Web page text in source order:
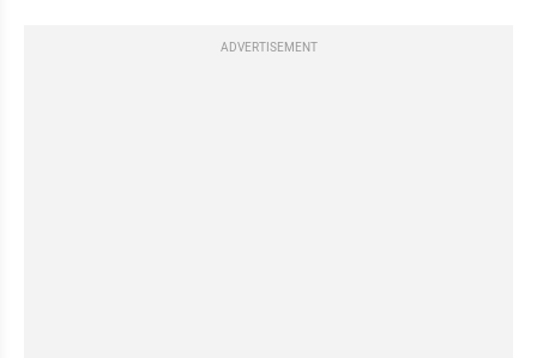
ADVERTISEMENT